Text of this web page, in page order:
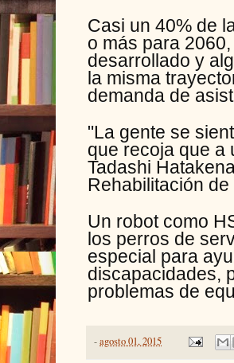
Casi un 40% de
o más para
desarrollado y
la misma
demanda de
"La gente se
que recoja que a
Tadashi
Rehabilitación de
Un robot como
los perros de
especial para
discapacidades,
problemas de
-agosto 01, 2015